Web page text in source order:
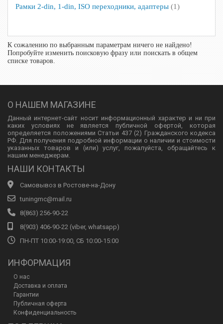
Рамки 2-din, 1-din, ISO переходники, адаптеры (1)
К сожалению по выбранным параметрам ничего не найдено!
Попробуйте изменить поисковую фразу или поискать в общем
списке товаров.
О НАШЕМ МАГАЗИНЕ
Данный интернет-сайт носит информационный характер и ни при
каких условиях не является публичной офертой, которая
определяется положениями Статьи 437 (2) Гражданского кодекса
РФ. Для получения подробной информации о наличии и стоимости
указанных товаров и (или) услуг, пожалуйста, обращайтесь к
нашим менеджерам.
НАШИ КОНТАКТЫ
Самовывоз в Ростове-на-Дону
tuningmc@mail.ru
8(863) 256-90-22
8(903) 406-90-22 (viber, whatsapp)
ПН-ПТ 10:00-19:00, СБ 10:00-15:00
ИНФОРМАЦИЯ
О нас
Доставка и оплата
Гарантии
Публичная оферта
Конфиденциальность